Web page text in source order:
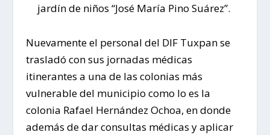
jardín de niños “José María Pino Suárez”.
Nuevamente el personal del DIF Tuxpan se
trasladó con sus jornadas médicas
itinerantes a una de las colonias más
vulnerable del municipio como lo es la
colonia Rafael Hernández Ochoa, en donde
además de dar consultas médicas y aplicar